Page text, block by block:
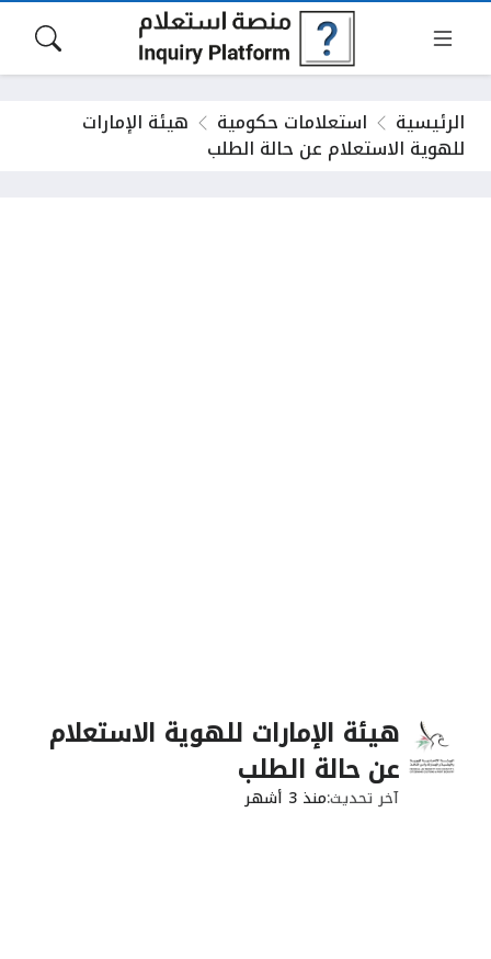
الرئيسية استعلامات حكومية هيئة الإمارات
للهوية الاستعلام عن حالة الطلب
هيئة الإمارات للهوية الاستعلام
عن حالة الطلب
آخر تحديثمنذ 3 أشهر